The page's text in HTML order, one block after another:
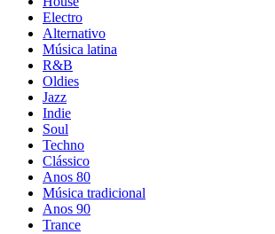
Electro
Alternativo
Música latina
R&B
Oldies
Jazz
Indie
Soul
Techno
Clássico
Anos 80
Música tradicional
Anos 90
Trance